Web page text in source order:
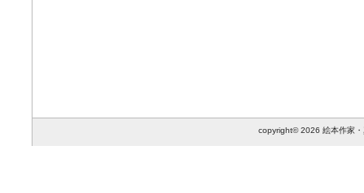
copyright© 2026 絵本作家